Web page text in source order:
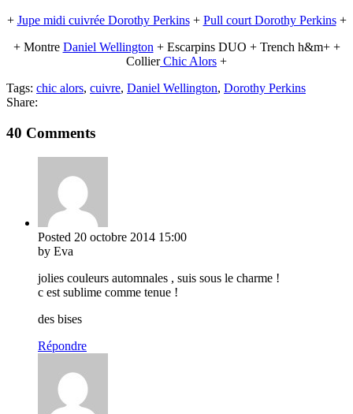
+ Jupe midi cuivrée Dorothy Perkins+ Pull court Dorothy Perkins+
+ Montre Daniel Wellington + Escarpins DUO + Trench h&m+ +
CollierChic Alors +
Tags: chic alors, cuivre, Daniel Wellington, Dorothy Perkins
Share:
40 Comments
Posted 20 octobre 2014 15:00
by Eva
jolies couleurs automnales , suis sous le charme !
c est sublime comme tenue !
des bises
Répondre